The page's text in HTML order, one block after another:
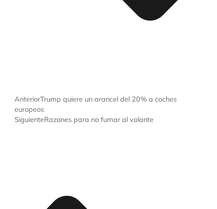
AnteriorTrump quiere un arancel del 20% a coches
europeos
SiguienteRazones para no fumar al volante